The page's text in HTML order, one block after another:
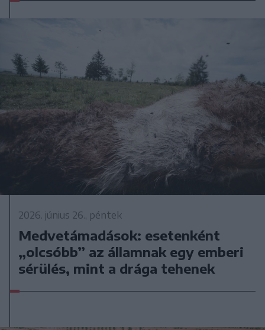
2026. június 26., péntek
Medvetámadások: esetenként
„olcsóbb” az államnak egy emberi
sérülés, mint a drága tehenek